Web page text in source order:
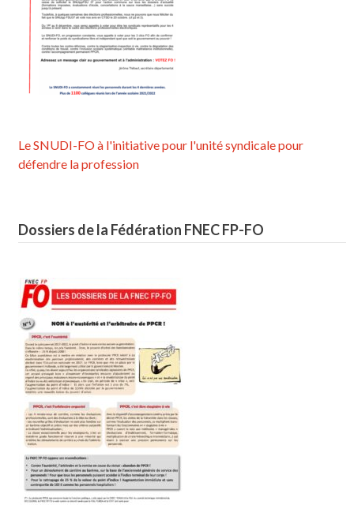
Le SNUDI-FO à l'initiative pour l'unité syndicale pour
défendre la profession
Dossiers de la Fédération FNEC FP-FO